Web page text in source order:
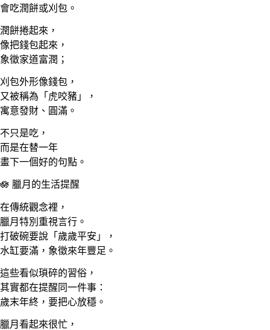
會吃潤餅或刈包。
潤餅捲起來，
像把錢包起來，
象徵家道富潤；
刈包外形像錢包，
又被稱為「虎咬豬」，
寓意發財、圓滿。
不只是吃，
而是在替一年
畫下一個好的句點。
🪷 臘月的生活提醒
在傳統觀念裡，
臘月特別重視言行。
打破碗要說「歲歲平安」，
水缸要滿，象徵來年豐足。
這些看似瑣碎的習俗，
其實都在提醒同一件事：
歲末年終，要把心放穩。
臘月看起來很忙，